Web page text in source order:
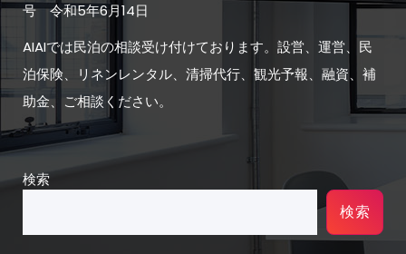
号 令和5年6月14日
AIAIでは民泊の相談受け付けております。設営、運営、民
泊保険、リネンレンタル、清掃代行、観光予報、融資、補
助金、ご相談ください。
検索
検索